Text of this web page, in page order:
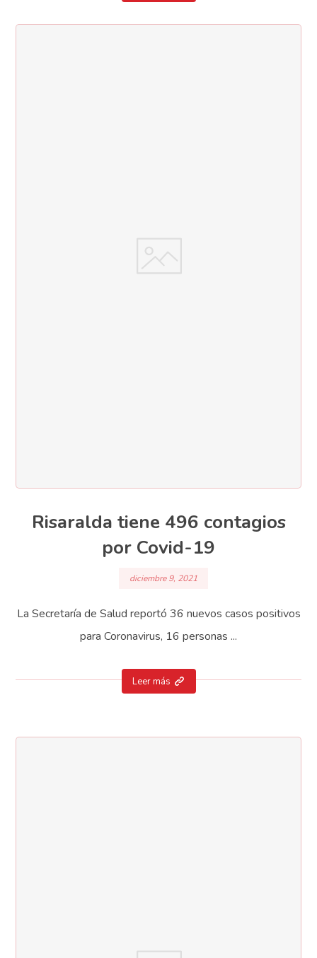
Risaralda tiene 496 contagios
por Covid-19
diciembre 9, 2021
La Secretaría de Salud reportó 36 nuevos casos positivos
para Coronavirus, 16 personas ...
Leer más